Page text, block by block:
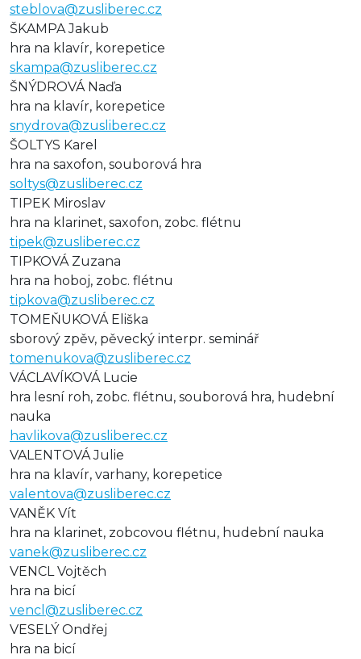
steblova@zusliberec.cz
ŠKAMPA Jakub
hra na klavír, korepetice
skampa@zusliberec.cz
ŠNÝDROVÁ Naďa
hra na klavír, korepetice
snydrova@zusliberec.cz
ŠOLTYS Karel
hra na saxofon, souborová hra
soltys@zusliberec.cz
TIPEK Miroslav
hra na klarinet, saxofon, zobc. flétnu
tipek@zusliberec.cz
TIPKOVÁ Zuzana
hra na hoboj, zobc. flétnu
tipkova@zusliberec.cz
TOMEŇUKOVÁ Eliška
sborový zpěv, pěvecký interpr. seminář
tomenukova@zusliberec.cz
VÁCLAVÍKOVÁ Lucie
hra lesní roh, zobc. flétnu, souborová hra, hudební
nauka
havlikova@zusliberec.cz
VALENTOVÁ Julie
hra na klavír, varhany, korepetice
valentova@zusliberec.cz
VANĚK Vít
hra na klarinet, zobcovou flétnu, hudební nauka
vanek@zusliberec.cz
VENCL Vojtěch
hra na bicí
vencl@zusliberec.cz
VESELÝ Ondřej
hra na bicí